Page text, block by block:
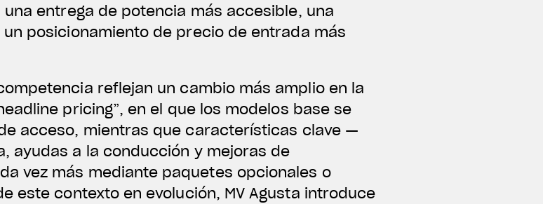
entrega de potencia más accesible, una
posicionamiento de precio de entrada más
reflejan un cambio más amplio en la
pricing”, en el que los modelos base se
acceso, mientras que características clave —
ayudas a la conducción y mejoras de
vez más mediante paquetes opcionales o
este contexto en evolución, MV Agusta introduce